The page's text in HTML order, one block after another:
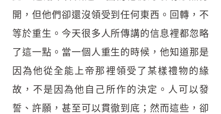
開，但他們卻還沒領受到任何東西。回轉，不
等於重生。今天很多人所傳講的信息裡都忽略
了這一點。當一個人重生的時候，他知道那是
因為他從全能上帝那裡領受了某樣禮物的緣
故，不是因為他自己所作的決定。人可以發
誓、許願，甚至可以貫徹到底；然而這些，卻